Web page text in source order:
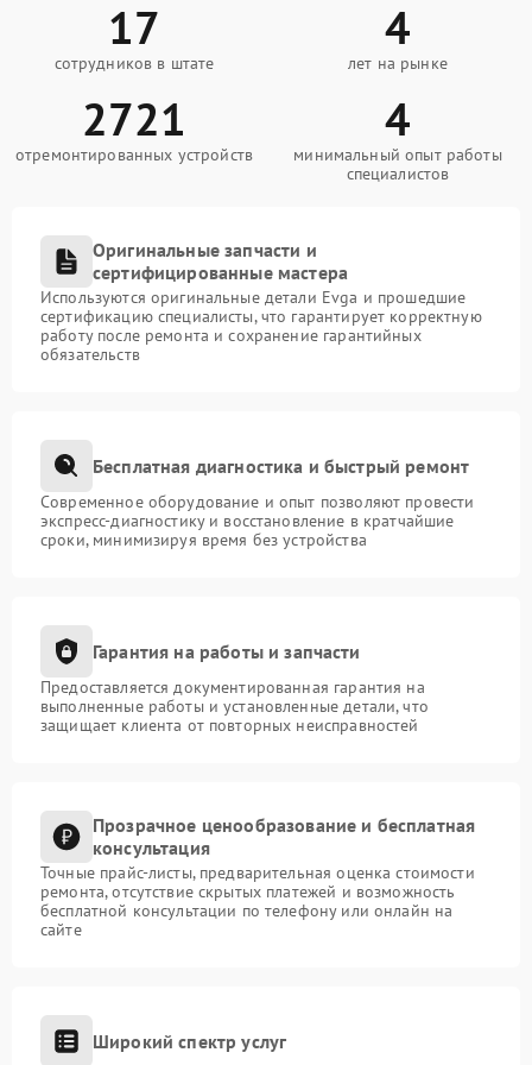
17
сотрудников в штате
4
лет на рынке
2721
отремонтированных устройств
4
минимальный опыт работы
специалистов
Оригинальные запчасти и
сертифицированные мастера
Используются оригинальные детали Evga и прошедшие
сертификацию специалисты, что гарантирует корректную
работу после ремонта и сохранение гарантийных
обязательств
Бесплатная диагностика и быстрый ремонт
Современное оборудование и опыт позволяют провести
экспресс-диагностику и восстановление в кратчайшие
сроки, минимизируя время без устройства
Гарантия на работы и запчасти
Предоставляется документированная гарантия на
выполненные работы и установленные детали, что
защищает клиента от повторных неисправностей
Прозрачное ценообразование и бесплатная
консультация
Точные прайс-листы, предварительная оценка стоимости
ремонта, отсутствие скрытых платежей и возможность
бесплатной консультации по телефону или онлайн на
сайте
Широкий спектр услуг